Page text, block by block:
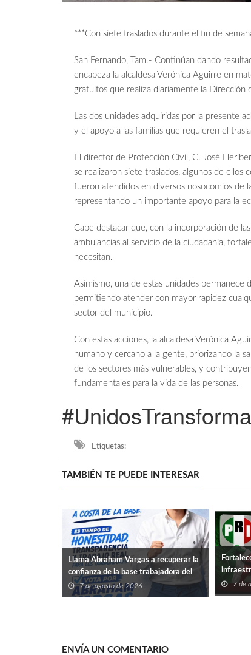
***Con siete traslados durante el fin de
San Fernando, Tam.- Continúan dando
encabeza la alcaldesa Verónica Aguirre en
gratuitos que realiza diariamente la Dirección
Las dos unidades adquiridas por la presente
y el apoyo a las familias que requieren el
El director de Protección Civil, C. José
se realizaron siete traslados, algunos de
fueron atendidos en diversos nosocomios de
representando un importante apoyo para la
Cabe destacar que, con la incorporación de
ambulancias al servicio de la ciudadanía,
necesitan.
Asimismo, una de estas unidades permanece
permitiendo atender con mayor rapidez
sector del municipio.
Con estas acciones, la alcaldesa Verónica
humano y cercano a la gente, priorizando la
de los sectores más vulnerables, y
fundamentales para la vida de las personas.
Etiquetas:
TAMBIÉN TE PUEDE INTERESAR
Llama Abraham Vargas a recuperar la
confianza de la base trabajadora del
ISSSTE en Tamaulipas
7 de agosto de 2026 7 de
ENVÍA UN COMENTARIO